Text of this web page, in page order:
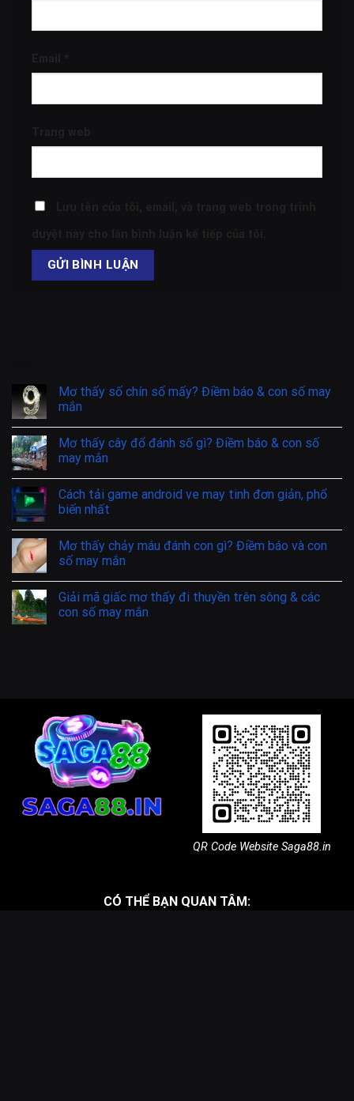
Mơ thấy số chín số mấy? Điềm báo & con số may
mắn
Mơ thấy cây đổ đánh số gì? Điềm báo & con số
may mắn
Cách tải game android ve may tinh đơn giản, phổ
biến nhất
Mơ thấy chảy máu đánh con gì? Điềm báo và con
số may mắn
Giải mã giấc mơ thấy đi thuyền trên sông & các
con số may mắn
QR Code Website Saga88.in
CÓ THỂ BẠN QUAN TÂM: